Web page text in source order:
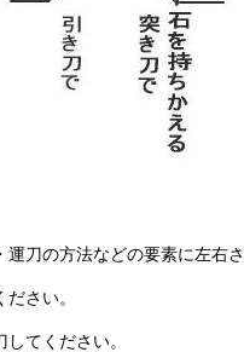
刀の方法などの要素に左右さ
さい。
てください。